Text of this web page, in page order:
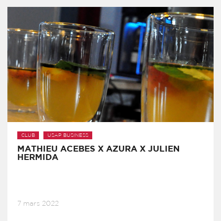
CLUB USAP BUSINESS
MATHIEU ACEBES X AZURA X JULIEN
HERMIDA
7 mars 2022